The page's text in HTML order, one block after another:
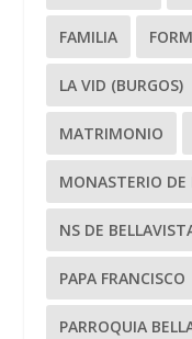
FAMILIA
LA VID (BURGOS)
MATRIMONIO
MONASTERIO DE
NS DE
PAPA FRANCISCO
PARROQUIA